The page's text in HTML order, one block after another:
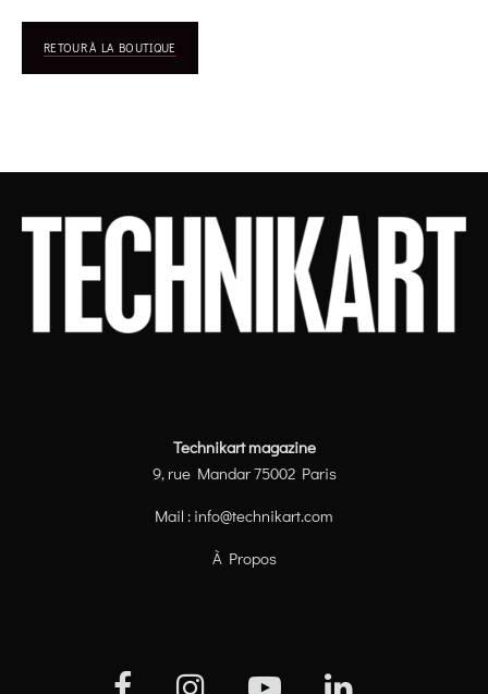
RETOUR À LA BOUTIQUE
Technikart magazine
9, rue Mandar 75002 Paris
Mail : info@technikart.com
À Propos